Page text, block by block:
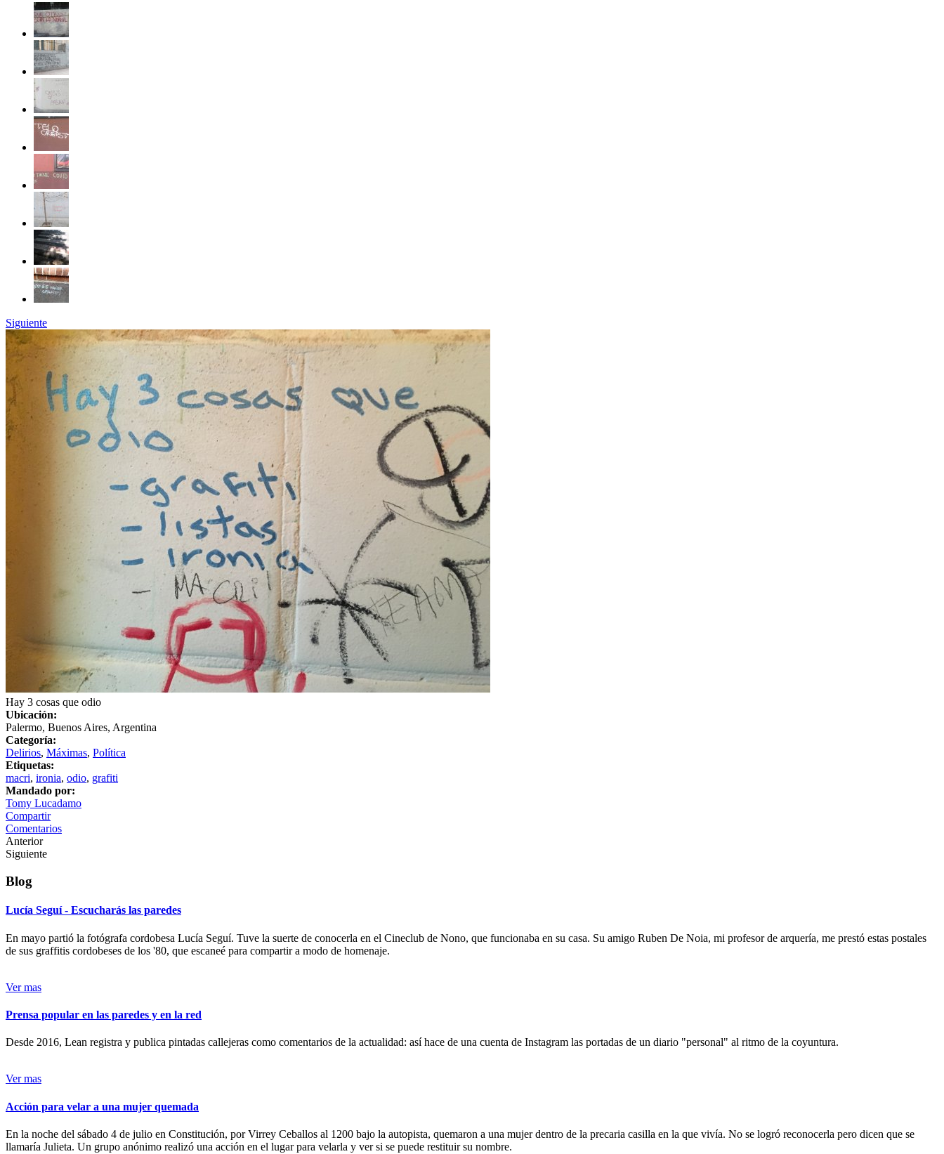
Siguiente
Hay 3 cosas que odio
Ubicación:
Palermo, Buenos Aires, Argentina
Categoría:
Delirios, Máximas, Política
Etiquetas:
macri, ironia, odio, grafiti
Mandado por:
Tomy Lucadamo
Compartir
Comentarios
Anterior
Siguiente
Blog
Lucía Seguí - Escucharás las paredes
En mayo partió la fotógrafa cordobesa Lucía Seguí. Tuve la suerte de conocerla en el Cineclub de Nono, que funcionaba en su casa. Su amigo Ruben De Noia, mi profesor de arquería, me prestó estas postales
de sus graffitis cordobeses de los '80, que escaneé para compartir a modo de homenaje.
Ver mas
Prensa popular en las paredes y en la red
Desde 2016, Lean registra y publica pintadas callejeras como comentarios de la actualidad: así hace de una cuenta de Instagram las portadas de un diario "personal" al ritmo de la coyuntura.
Ver mas
Acción para velar a una mujer quemada
En la noche del sábado 4 de julio en Constitución, por Virrey Ceballos al 1200 bajo la autopista, quemaron a una mujer dentro de la precaria casilla en la que vivía. No se logró reconocerla pero dicen que se
llamaría Julieta. Un grupo anónimo realizó una acción en el lugar para velarla y ver si se puede restituir su nombre.